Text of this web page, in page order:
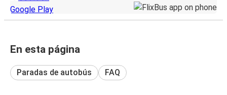
En esta página
Paradas de autobús FAQ